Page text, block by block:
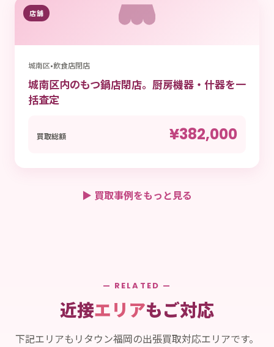
店舗
城南区•飲食店閉店
城南区内のもつ鍋店閉店。厨房機器・什器を一
括査定
買取総額 ¥382,000
▶ 買取事例をもっと見る
— RELATED —
近接エリアもご対応
下記エリアもリタウン福岡の出張買取対応エリアです。